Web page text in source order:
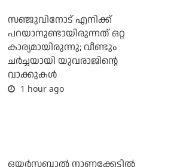
സഞ്ജുവിനോട് എനിക്ക്
പറയാനുണ്ടായിരുന്നത് ഒറ്റ
കാര്യമായിരുന്നു; വീണ്ടും
ചര്‍ച്ചയായി യുവരാജിന്റെ
വാക്കുകള്‍
1 hour ago